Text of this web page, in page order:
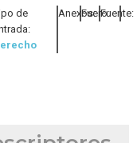
de
Anexos:Fuero:Fuente: